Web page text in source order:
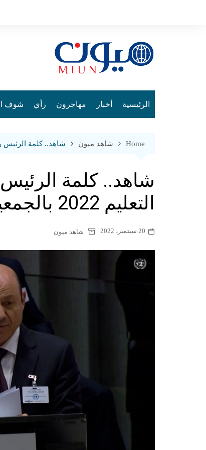
الرئيسية أخبار مهاجرون رأي شوف
Home شاهد ميون شاهد.. كلمة الرئيس رشاد العليمي
شاهد.. كلمة
التعليم 2022 بالجمعية العامة للأمم المتحدة
20 سبتمبر، 2022 شاهد ميون